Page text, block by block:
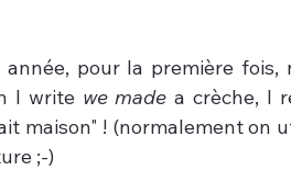
pour la première fois,
I write we made a crèche, I
maison" ! (normalement on
;-)